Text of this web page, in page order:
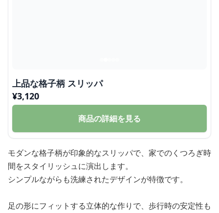
上品な格子柄 スリッパ
¥3,120
商品の詳細を見る
モダンな格子柄が印象的なスリッパで、家でのくつろぎ時
間をスタイリッシュに演出します。
シンプルながらも洗練されたデザインが特徴です。
足の形にフィットする立体的な作りで、歩行時の安定性も